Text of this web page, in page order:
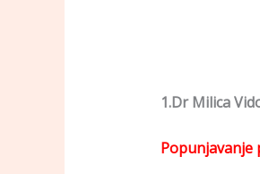
1.Dr Milica
Popunjavanje